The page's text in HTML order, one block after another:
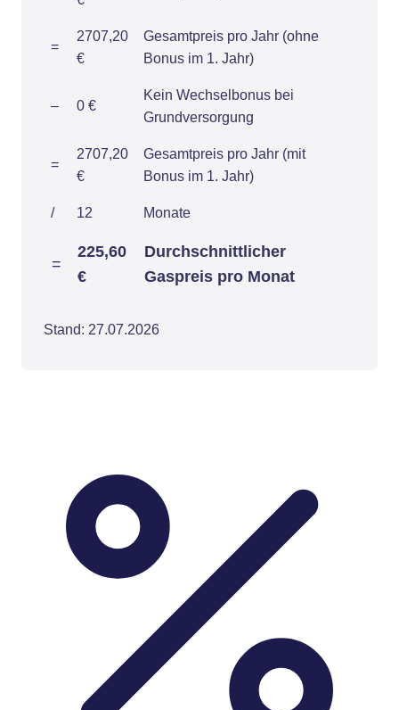
=
2707,20
€
Gesamtpreis pro Jahr (ohne
Bonus im 1. Jahr)
– 0 €
Kein Wechselbonus bei
Grundversorgung
=
2707,20
€
Gesamtpreis pro Jahr (mit
Bonus im 1. Jahr)
/ 12 Monate
=
225,60
€
Durchschnittlicher
Gaspreis pro Monat
Stand: 27.07.2026